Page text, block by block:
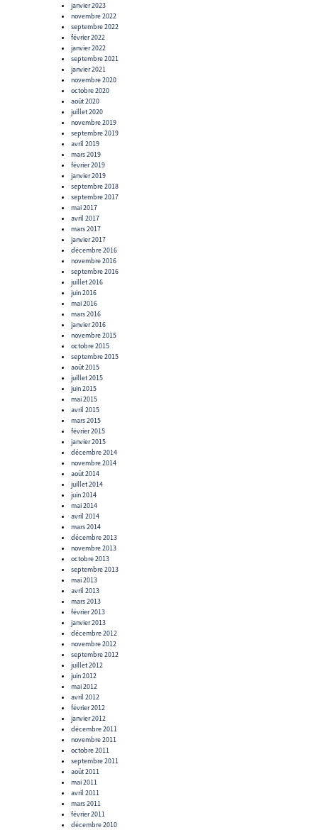
janvier 2023
novembre 2022
septembre 2022
février 2022
janvier 2022
septembre 2021
janvier 2021
novembre 2020
octobre 2020
août 2020
juillet 2020
novembre 2019
septembre 2019
avril 2019
mars 2019
février 2019
janvier 2019
septembre 2018
septembre 2017
mai 2017
avril 2017
mars 2017
janvier 2017
décembre 2016
novembre 2016
septembre 2016
juillet 2016
juin 2016
mai 2016
mars 2016
janvier 2016
novembre 2015
octobre 2015
septembre 2015
août 2015
juillet 2015
juin 2015
mai 2015
avril 2015
mars 2015
février 2015
janvier 2015
décembre 2014
novembre 2014
août 2014
juillet 2014
juin 2014
mai 2014
avril 2014
mars 2014
décembre 2013
novembre 2013
octobre 2013
septembre 2013
mai 2013
avril 2013
mars 2013
février 2013
janvier 2013
décembre 2012
novembre 2012
septembre 2012
juillet 2012
juin 2012
mai 2012
avril 2012
février 2012
janvier 2012
décembre 2011
novembre 2011
octobre 2011
septembre 2011
août 2011
mai 2011
avril 2011
mars 2011
février 2011
décembre 2010